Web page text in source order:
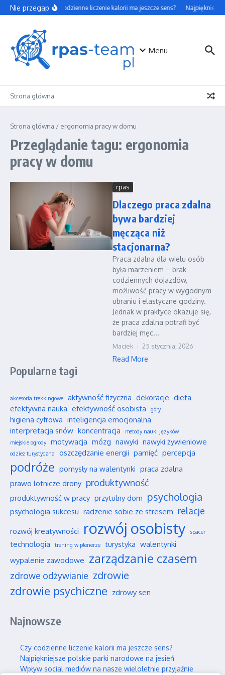
Przejdź do treści
Nie przegapCzy codzienne liczenie kalorii ma jeszcze sens?
Menu
Strona główna
Strona główna / ergonomia pracy w domu
Przeglądanie tagu: ergonomia
pracy w domu
rpas
Dlaczego praca zdalna
bywa bardziej
męcząca niż
stacjonarna?
Praca zdalna dla wielu osób
była marzeniem – brak
codziennych dojazdów,
możliwość pracy w wygodnym
ubraniu i elastyczne godziny.
Jednak w praktyce okazuje się,
że praca zdalna potrafi być
bardziej męc...
Maciek 25 stycznia, 2026
Read More
Popularne tagi
akcesoria trekkingowe aktywność fizyczna dekoracje dieta
efektywna nauka efektywność osobista góry
higiena cyfrowa inteligencja emocjonalna
interpretacja snów koncentracja
metody nauki języków
miejskie ogrody
motywacja mózg nawyki nawyki żywieniowe
odzież turystyczna oszczędzanie energii pamięć percepcja
podróże pomysły na walentynki praca zdalna
prawo lotnicze drony produktywność
produktywność w pracy przytulny dom psychologia
psychologia sukcesu radzenie sobie ze stresem relacje
rozwój kreatywności rozwój osobisty spacer
technologia trening w plenerze turystyka walentynki
wypalenie zawodowe zarządzanie czasem
zdrowe odżywianie zdrowie
zdrowie psychiczne zdrowy sen
Najnowsze
Czy codzienne liczenie kalorii ma jeszcze sens?
Najpiękniejsze polskie parki narodowe na jesień
Wpływ social mediów na nasze wieloletnie przyjaźnie